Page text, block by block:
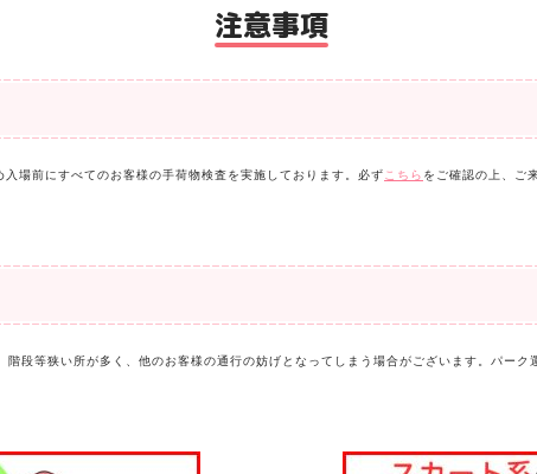
注意事項
場前にすべてのお客様の手荷物検査を実施しております。必ず こちら をご確認の上、ご
階段等狭い所が多く、他のお客様の通行の妨げとなってしまう場合がございます。パー